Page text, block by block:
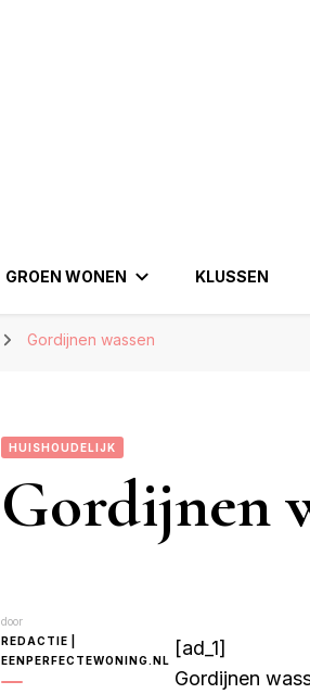
GROEN WONEN KLUSSEN
Gordijnen wassen
HUISHOUDELIJK
Gordijnen
door
REDACTIE |
EENPERFECTEWONING.NL
[ad_1]
Gordijnen